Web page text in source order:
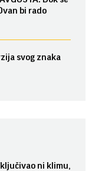
bi rado
svog znaka
ni klimu,